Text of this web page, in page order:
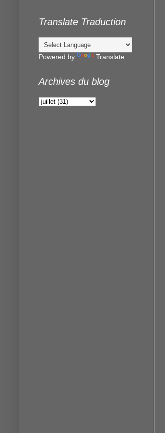
Translate Traduction
Powered by Translate
Archives du blog